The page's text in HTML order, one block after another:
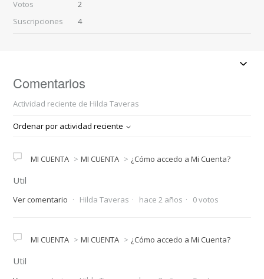
Votos
2
Suscripciones
4
Comentarios
Actividad reciente de Hilda Taveras
Ordenar por actividad reciente
MI CUENTA MI CUENTA ¿Cómo accedo a Mi Cuenta?
Util
Ver comentario Hilda Taveras hace 2 años 0 votos
MI CUENTA MI CUENTA ¿Cómo accedo a Mi Cuenta?
Util